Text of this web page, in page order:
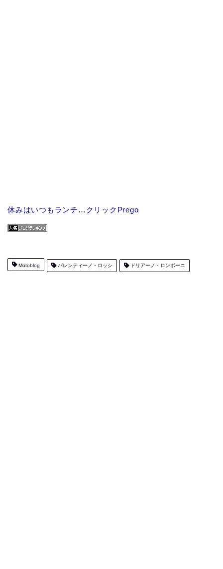
休みはいつもランチ…クリックPrego
Motoblog バレンティーノ・ロッシ ドリアーノ・ロンボーニ